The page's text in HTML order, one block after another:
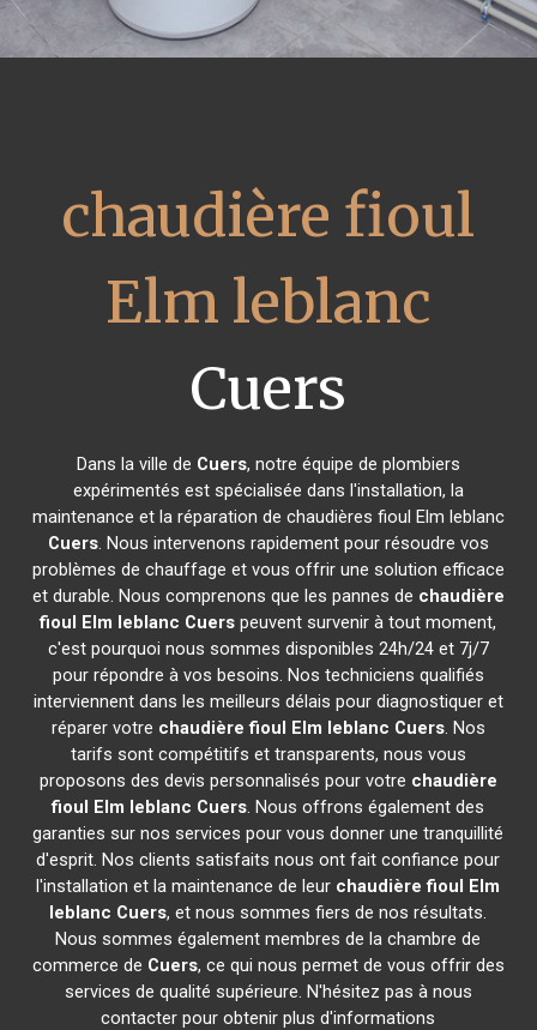
chaudière fioul
Elm leblanc
Cuers
Dans la ville de Cuers, notre équipe de plombiers
expérimentés est spécialisée dans l'installation, la
maintenance et la réparation de chaudières fioul Elm leblanc
Cuers. Nous intervenons rapidement pour résoudre vos
problèmes de chauffage et vous offrir une solution efficace
et durable. Nous comprenons que les pannes de chaudière
fioul Elm leblanc Cuers peuvent survenir à tout moment,
c'est pourquoi nous sommes disponibles 24h/24 et 7j/7
pour répondre à vos besoins. Nos techniciens qualifiés
interviennent dans les meilleurs délais pour diagnostiquer et
réparer votre chaudière fioul Elm leblanc Cuers. Nos
tarifs sont compétitifs et transparents, nous vous
proposons des devis personnalisés pour votre chaudière
fioul Elm leblanc Cuers. Nous offrons également des
garanties sur nos services pour vous donner une tranquillité
d'esprit. Nos clients satisfaits nous ont fait confiance pour
l'installation et la maintenance de leur chaudière fioul Elm
leblanc Cuers, et nous sommes fiers de nos résultats.
Nous sommes également membres de la chambre de
commerce de Cuers, ce qui nous permet de vous offrir des
services de qualité supérieure. N'hésitez pas à nous
contacter pour obtenir plus d'informations